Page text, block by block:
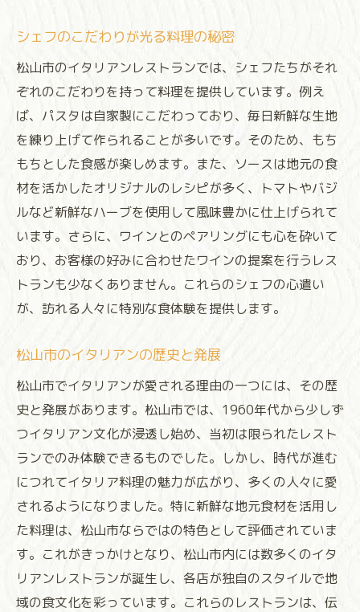
ソムリエが薦めるワインセレクション
季節に合わせたワインと料理の楽しみ方
ワイン通を唸らせる松山市のワイン専門店
初心者でも安心！ワインの楽しみ方ガイド
松山市のイタリアンレストランで体験する至福
のひととき
ロマンチックなディナーシーンの演出
家族や友人と楽しむカジュアルイタリアン
プライベート感を重視した個室レストラン
特別な日のためのイタリアンディナー
昼と夜の異なる雰囲気を楽しむ方法
松山市で選ぶべきイタリアンディナーの名店ガ
イド
地元で評判のイタリアンレストラン紹介
予約必須の人気店ランキング
隠れ家的名店を訪れる楽しみ
シェフの個性が光るユニークなレストラン
地元住民が愛する老舗イタリアン
新進気鋭のシェフが手掛ける話題の店
心地よい雰囲気の中で楽しむ松山市のイタリア
ンディナー
シェフのこだわりが光る料理の秘密
松山市のイタリアンレストランでは、シェフたちがそれ
ぞれのこだわりを持って料理を提供しています。例え
ば、パスタは自家製にこだわっており、毎日新鮮な生地
を練り上げて作られることが多いです。そのため、もち
もちとした食感が楽しめます。また、ソースは地元の食
材を活かしたオリジナルのレシピが多く、トマトやバジ
ルなど新鮮なハーブを使用して風味豊かに仕上げられて
います。さらに、ワインとのペアリングにも心を砕いて
おり、お客様の好みに合わせたワインの提案を行うレス
トランも少なくありません。これらのシェフの心遣い
が、訪れる人々に特別な食体験を提供します。
松山市のイタリアンの歴史と発展
松山市でイタリアンが愛される理由の一つには、その歴
史と発展があります。松山市では、1960年代から少しず
つイタリアン文化が浸透し始め、当初は限られたレスト
ランでのみ体験できるものでした。しかし、時代が進む
につれてイタリア料理の魅力が広がり、多くの人々に愛
されるようになりました。特に新鮮な地元食材を活用し
た料理は、松山市ならではの特色として評価されていま
す。これがきっかけとなり、松山市内には数多くのイタ
リアンレストランが誕生し、各店が独自のスタイルで地
域の食文化を彩っています。これらのレストランは、伝